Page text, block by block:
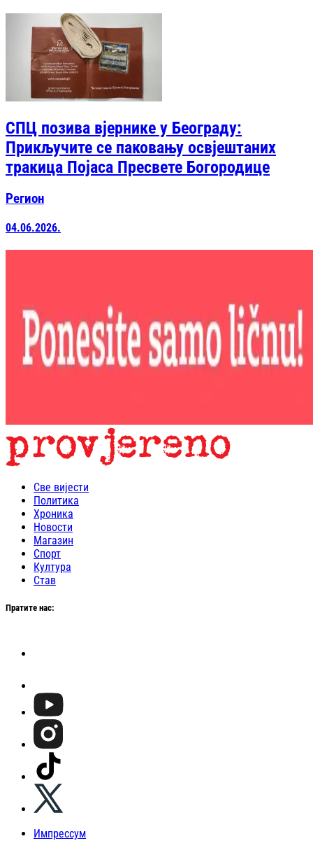
СПЦ позива вјернике у Београду:
Прикључите се паковању освјештаних
тракица Појаса Пресвете Богородице
Регион
04.06.2026.
Све вијести
Политика
Хроника
Новости
Магазин
Спорт
Култура
Став
Пратите нас:
Импрессум